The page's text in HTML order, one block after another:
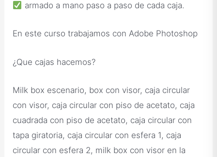
armado a mano paso a paso de cada caja.
En este curso trabajamos con Adobe Photoshop
¿Que cajas hacemos?
Milk box escenario, box con visor, caja circular
con visor, caja circular con piso de acetato, caja
cuadrada con piso de acetato, caja circular con
tapa giratoria, caja circular con esfera 1, caja
circular con esfera 2, milk box con visor en la